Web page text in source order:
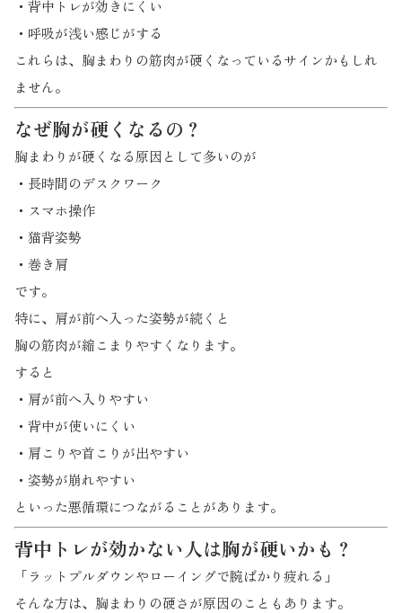
・背中トレが効きにくい
・呼吸が浅い感じがする
これらは、胸まわりの筋肉が硬くなっているサインかもしれ
ません。
なぜ胸が硬くなるの？
胸まわりが硬くなる原因として多いのが
・長時間のデスクワーク
・スマホ操作
・猫背姿勢
・巻き肩
です。
特に、肩が前へ入った姿勢が続くと
胸の筋肉が縮こまりやすくなります。
すると
・肩が前へ入りやすい
・背中が使いにくい
・肩こりや首こりが出やすい
・姿勢が崩れやすい
といった悪循環につながることがあります。
背中トレが効かない人は胸が硬いかも？
「ラットプルダウンやローイングで腕ばかり疲れる」
そんな方は、胸まわりの硬さが原因のこともあります。